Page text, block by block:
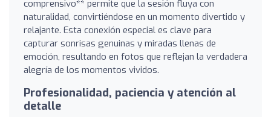
comprensivo** permite que la sesión fluya con
naturalidad, convirtiéndose en un momento divertido y
relajante. Esta conexión especial es clave para
capturar sonrisas genuinas y miradas llenas de
emoción, resultando en fotos que reflejan la verdadera
alegría de los momentos vividos.
Profesionalidad, paciencia y atención al
detalle